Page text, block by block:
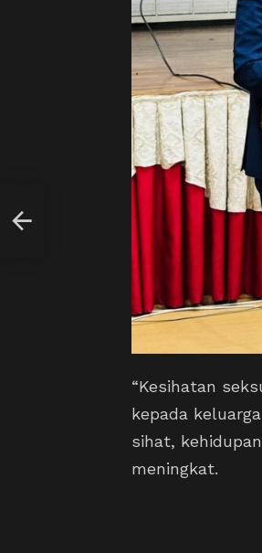
“Kesihatan
kepada
sihat,
meningkat.